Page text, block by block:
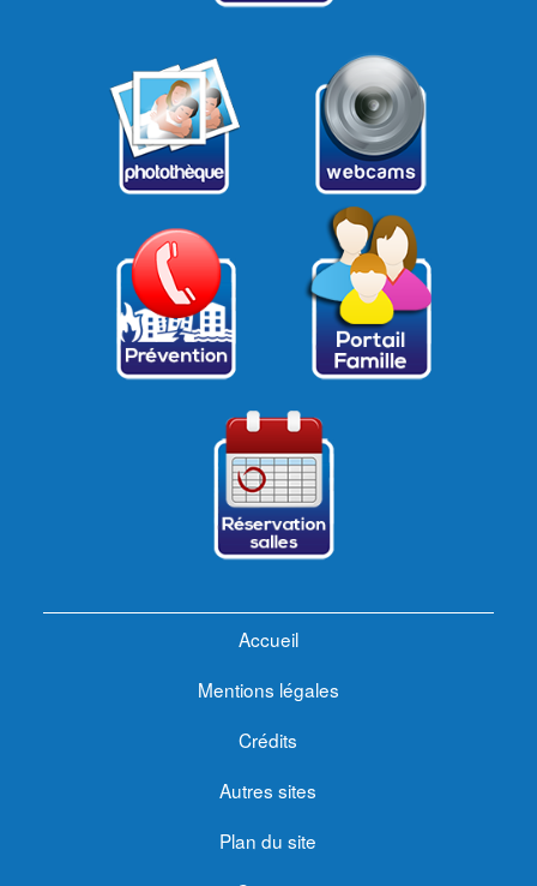
Accueil
Mentions légales
Crédits
Autres sites
Plan du site